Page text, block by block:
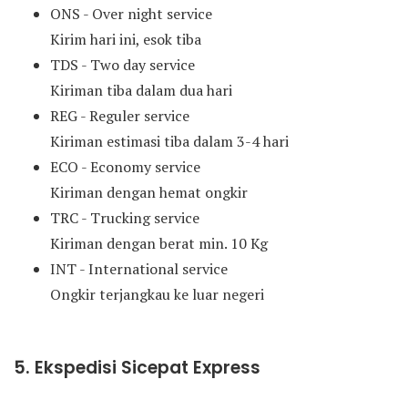
ONS - Over night service
Kirim hari ini, esok tiba
TDS - Two day service
Kiriman tiba dalam dua hari
REG - Reguler service
Kiriman estimasi tiba dalam 3-4 hari
ECO - Economy service
Kiriman dengan hemat ongkir
TRC - Trucking service
Kiriman dengan berat min. 10 Kg
INT - International service
Ongkir terjangkau ke luar negeri
5. Ekspedisi Sicepat Express